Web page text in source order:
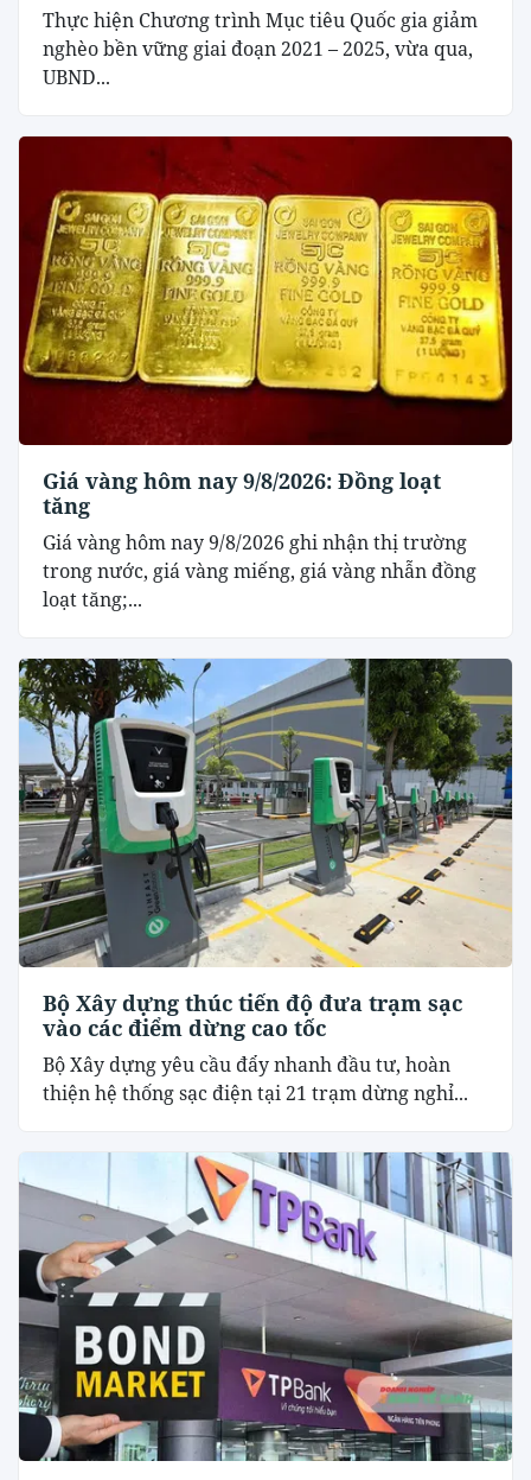
Thực hiện Chương trình Mục tiêu Quốc gia giảm
nghèo bền vững giai đoạn 2021 – 2025, vừa qua,
UBND...
Giá vàng hôm nay 9/8/2026: Đồng loạt
tăng
Giá vàng hôm nay 9/8/2026 ghi nhận thị trường
trong nước, giá vàng miếng, giá vàng nhẫn đồng
loạt tăng;...
Bộ Xây dựng thúc tiến độ đưa trạm sạc
vào các điểm dừng cao tốc
Bộ Xây dựng yêu cầu đẩy nhanh đầu tư, hoàn
thiện hệ thống sạc điện tại 21 trạm dừng nghỉ...